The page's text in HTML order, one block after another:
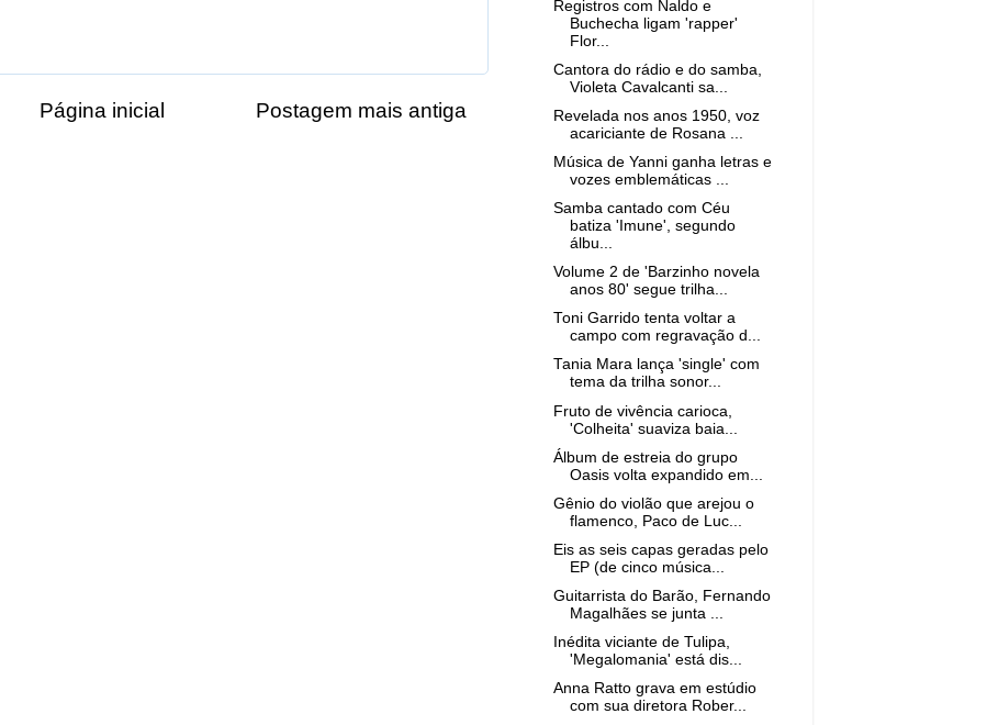
Postagem mais antiga
Página inicial
Registros com Naldo e
Buchecha ligam 'rapper'
Flor...
Cantora do rádio e do samba,
Violeta Cavalcanti sa...
Revelada nos anos 1950, voz
acariciante de Rosana ...
Música de Yanni ganha letras e
vozes emblemáticas ...
Samba cantado com Céu
batiza 'Imune', segundo
álbu...
Volume 2 de 'Barzinho novela
anos 80' segue trilha...
Toni Garrido tenta voltar a
campo com regravação d...
Tania Mara lança 'single' com
tema da trilha sonor...
Fruto de vivência carioca,
'Colheita' suaviza baia...
Álbum de estreia do grupo
Oasis volta expandido em...
Gênio do violão que arejou o
flamenco, Paco de Luc...
Eis as seis capas geradas pelo
EP (de cinco música...
Guitarrista do Barão, Fernando
Magalhães se junta ...
Inédita viciante de Tulipa,
'Megalomania' está dis...
Anna Ratto grava em estúdio
com sua diretora Rober...